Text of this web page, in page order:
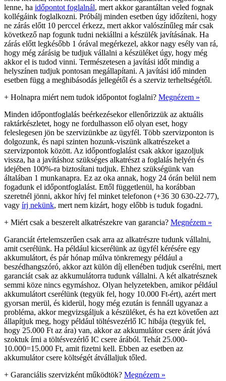
lenne, ha időpontot foglalnál, mert akkor garantáltan veled fognak
kollégáink foglalkozni. Próbálj minden esetben úgy időzíteni, hogy
ne zárás előtt 10 perccel érkezz, mert akkor valószínűleg már csak
következő nap fogunk tudni nekiállni a készülék javításának. Ha
zárás előtt legkésőbb 1 órával megérkezel, akkor nagy esély van rá,
hogy még zárásig be tudjuk vállalni a készüléket úgy, hogy még
akkor el is tudod vinni. Természetesen a javítási időt mindig a
helyszínen tudjuk pontosan megállapítani. A javítási idő minden
esetben függ a meghibásodás jellegétől és a szerviz terheltségétől.
+ Holnapra miért nem tudok időpontot foglalni? Megnézem »
Minden időpontfoglalás beérkezésekor ellenőrizzük az aktuális
raktárkészletet, hogy ne fordulhasson elő olyan eset, hogy
feleslegesen jön be szervizünkbe az ügyfél. Több szervizponton is
dolgozunk, és napi szinten hozunk-viszünk alkatrészeket a
szervizpontok között. Az időpontfoglalást csak akkor igazoljuk
vissza, ha a javításhoz szükséges alkatrészt a foglalás helyén és
idejében 100%-ra biztosítani tudjuk. Ehhez szükségünk van
általában 1 munkanapra. Ez az oka annak, hogy 24 órán belül nem
fogadunk el időpontfoglalást. Ettől függetlenül, ha korábban
szeretnél jönni, akkor hívj fel minket telefonon (+36 30 630-22-77),
vagy írj nekünk, mert nem kizárt, hogy előbb is tuduk fogadni.
+ Miért csak a beszerelt alkatrészekre van garancia? Megnézem »
Garanciát értelemszerűen csak arra az alkatrészre tudunk vállalni,
amit cserélünk. Ha például kicserélünk az ügyfél kérésére egy
akkumulátort, és pár hónap múlva tönkremegy például a
beszédhangszóró, akkor azt külön díj ellenében tudjuk cserélni, mert
garanciát csak az akkumulátorra tudunk vállalni. A két alkatrésznek
semmi köze nincs egymáshoz. Olyan helyzetekben, amikor például
akkumulátort cserélünk (tegyük fel, hogy 10.000 Ft-ért), azért mert
gyorsan merül, és kiderül, hogy még ezután is fennáll ugyanaz a
probléma, akkor megvizsgáljuk a készüléket, és ha ezt követően azt
állapítjuk meg, hogy például töltésvezérlő IC hibája (tegyük fel,
hogy 25.000 Ft az ára) van, akkor az akkumulátor csere árát jóvá
szoktuk írni a töltésvezérlő IC csere árából. Tehát 25.000-
10.000=15.000 Ft, amit fizetni kell. Ebben az esetben az
akkumulátor csere költségét átvállaljuk tőled.
+ Garanciális szervizként működtök? Megnézem »